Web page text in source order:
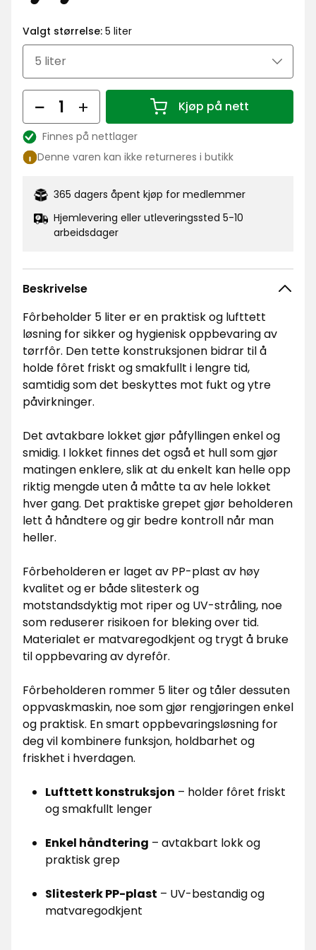
kr
Valgt størrelse: 5 liter
Antall Kjøp på nett
Antall 1
Lagerbalanse:
Finnes på nettlager
Denne varen kan ikke returneres i butikk
365 dagers åpent kjøp for medlemmer
Hjemlevering eller utleveringssted 5-10
arbeidsdager
Beskrivelse
Fôrbeholder 5 liter er en praktisk og lufttett
løsning for sikker og hygienisk oppbevaring av
tørrfôr. Den tette konstruksjonen bidrar til å
holde fôret friskt og smakfullt i lengre tid,
samtidig som det beskyttes mot fukt og ytre
påvirkninger.
Det avtakbare lokket gjør påfyllingen enkel og
smidig. I lokket finnes det også et hull som gjør
matingen enklere, slik at du enkelt kan helle opp
riktig mengde uten å måtte ta av hele lokket
hver gang. Det praktiske grepet gjør beholderen
lett å håndtere og gir bedre kontroll når man
heller.
Fôrbeholderen er laget av PP-plast av høy
kvalitet og er både slitesterk og
motstandsdyktig mot riper og UV-stråling, noe
som reduserer risikoen for bleking over tid.
Materialet er matvaregodkjent og trygt å bruke
til oppbevaring av dyrefôr.
Fôrbeholderen rommer 5 liter og tåler dessuten
oppvaskmaskin, noe som gjør rengjøringen enkel
og praktisk. En smart oppbevaringsløsning for
deg vil kombinere funksjon, holdbarhet og
friskhet i hverdagen.
Lufttett konstruksjon – holder fôret friskt
og smakfullt lenger
Enkel håndtering – avtakbart lokk og
praktisk grep
Slitesterk PP-plast – UV-bestandig og
matvaregodkjent